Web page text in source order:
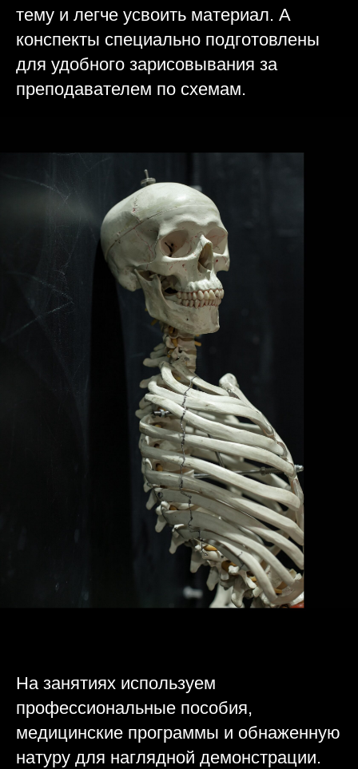
тему и легче усвоить материал. А
конспекты специально подготовлены
для удобного зарисовывания за
преподавателем по схемам.
На занятиях используем
профессиональные пособия,
медицинские программы и обнаженную
натуру для наглядной демонстрации.